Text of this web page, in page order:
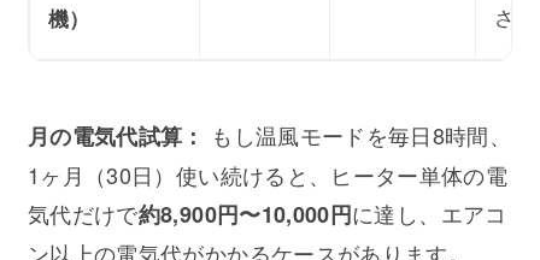
機）
さ。
月の電気代試算：
もし温風モードを毎日8時間、
1ヶ月（30日）使い続けると、ヒーター単体の電
気代だけで約8,900円〜10,000円に達し、エアコ
ン以上の電気代がかかるケースがあります。